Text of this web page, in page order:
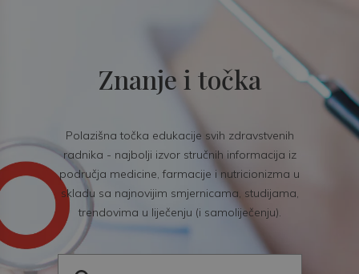
Znanje i točka
Polazišna točka edukacije svih zdravstvenih
radnika - najbolji izvor stručnih informacija iz
područja medicine, farmacije i nutricionizma u
skladu sa najnovijim smjernicama, studijama,
trendovima u liječenju (i samoliječenju).